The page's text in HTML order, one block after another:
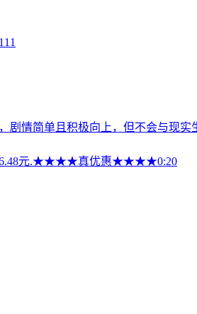
剧情简单且积极向上，但不会与现实
需6.48元.★★★★真优惠★★★★0:20